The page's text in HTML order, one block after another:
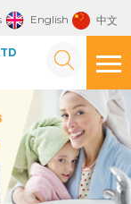
English 中文